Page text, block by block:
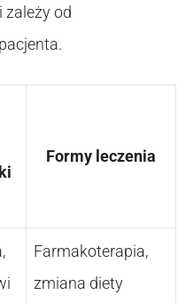
zależy od
Formy leczenia
Farmakoterapia,
zmiana diety